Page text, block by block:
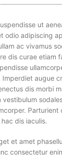
ut
odio adipiscing
ac vivamus
dis curae etiam
Imperdiet augue
dis morbi
vestibulum
Parturient
dis iaculis.
et amet
consectetur